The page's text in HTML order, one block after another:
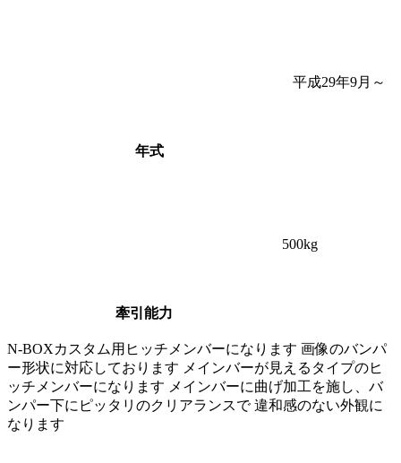
年式
平成29年9月～
牽引能力
500kg
N-BOXカスタム用ヒッチメンバーになります 画像のバンパ
ー形状に対応しております メインバーが見えるタイプのヒ
ッチメンバーになります メインバーに曲げ加工を施し、バ
ンパー下にピッタリのクリアランスで 違和感のない外観に
なります